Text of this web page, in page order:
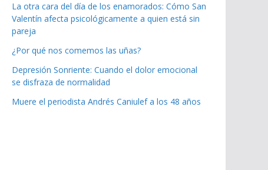
La otra cara del día de los enamorados: Cómo San
Valentín afecta psicológicamente a quien está sin
pareja
¿Por qué nos comemos las uñas?
Depresión Sonriente: Cuando el dolor emocional
se disfraza de normalidad
Muere el periodista Andrés Caniulef a los 48 años